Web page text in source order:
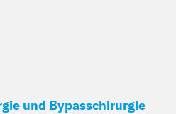
und Bypasschirurgie